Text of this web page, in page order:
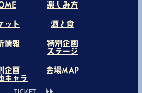
楽しみ方
ット 酒と食
情報
特別企画
ステージ
企画
キャラ
会場MAP